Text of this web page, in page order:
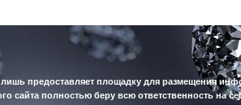
предоставляет площадку для размещения
сайта полностью беру всю ответственность на